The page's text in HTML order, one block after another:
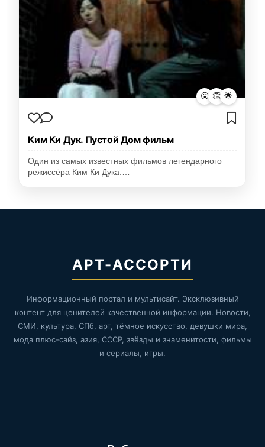
😮 👏 🌟
Ким Ки Дук. Пустой Дом фильм
Один из самых известных фильмов легендарного
режиссёра Ким Ки Дука.…
АРТ-АССОРТИ
Информационный портал и мультисайт. Эксклюзивный
контент для ценителей качественной информации. Новости,
СМИ, культура, СПб, арт, тёмное искусство, девушки мира,
мода плюс-сайз, азия, СССР, звёзды и знаменитости, фильмы
и сериалы, игры.